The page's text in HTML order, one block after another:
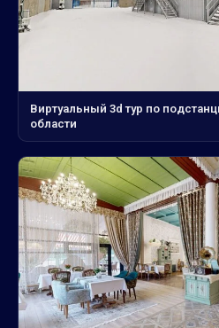
Виртуальный 3d тур по
области